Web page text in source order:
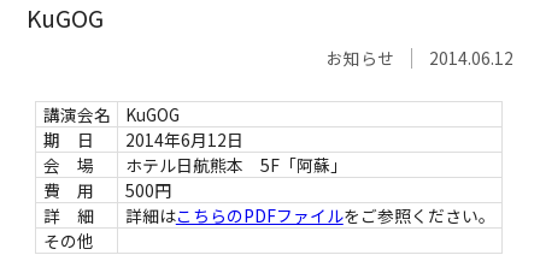
KuGOG
お知らせ 2014.06.12
講演会名
KuGOG
期 日
2014年6月12日
会 場
ホテル日航熊本 5F「阿蘇」
費 用
500円
詳 細
詳細はこちらのPDFファイルをご参照ください。
その他
サイトマップ